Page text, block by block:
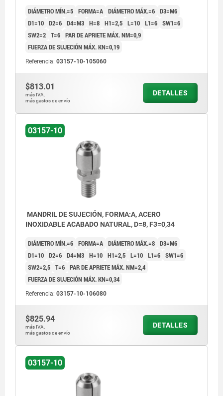
DIÁMETRO MÍN.=5 FORMA=A DIÁMETRO MÁX.=6 D3=M6
D1=10 D2=6 D4=M3 H=8 H1=2,5 L=10 L1=6 SW1=6
SW2=2 T=6 PAR DE APRIETE MÁX. NM=0,9
FUERZA DE SUJECIÓN MÁX. KN=0,19
Referencia: 03157-10-105060
$813.01
más IVA.
más gastos de envío
DETALLES
03157-10
MANDRIL DE SUJECIÓN, FORMA:A, ACERO
INOXIDABLE ACABADO NATURAL, D=8, F3=0,34
DIÁMETRO MÍN.=6 FORMA=A DIÁMETRO MÁX.=8 D3=M6
D1=10 D2=6 D4=M3 H=10 H1=2,5 L=10 L1=6 SW1=6
SW2=2,5 T=6 PAR DE APRIETE MÁX. NM=2,4
FUERZA DE SUJECIÓN MÁX. KN=0,34
Referencia: 03157-10-106080
$825.94
más IVA.
más gastos de envío
DETALLES
03157-10